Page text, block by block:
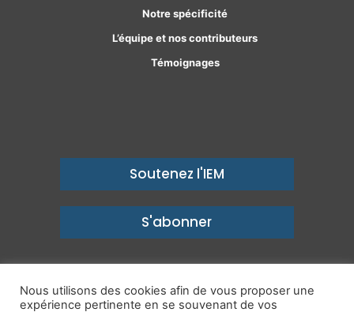
Notre spécificité
L’équipe et nos contributeurs
Témoignages
Soutenez l'IEM
S'abonner
Nous utilisons des cookies afin de vous proposer une
expérience pertinente en se souvenant de vos